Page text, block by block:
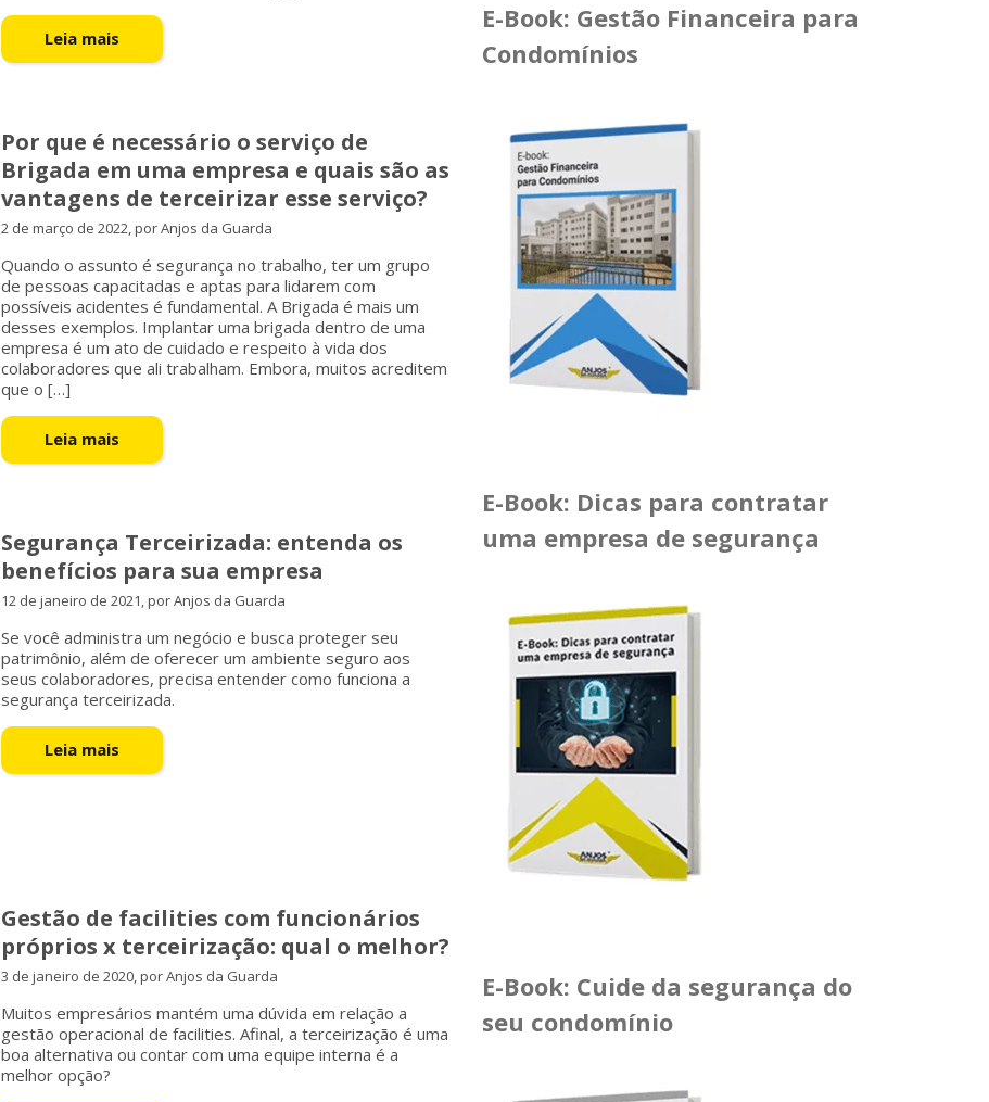
Leia mais
Por que é necessário o serviço de
Brigada em uma empresa e quais são as
vantagens de terceirizar esse serviço?
2 de março de 2022, por Anjos da Guarda
Quando o assunto é segurança no trabalho, ter um grupo
de pessoas capacitadas e aptas para lidarem com
possíveis acidentes é fundamental. A Brigada é mais um
desses exemplos. Implantar uma brigada dentro de uma
empresa é um ato de cuidado e respeito à vida dos
colaboradores que ali trabalham. Embora, muitos acreditem
que o […]
Leia mais
Segurança Terceirizada: entenda os
benefícios para sua empresa
12 de janeiro de 2021, por Anjos da Guarda
Se você administra um negócio e busca proteger seu
patrimônio, além de oferecer um ambiente seguro aos
seus colaboradores, precisa entender como funciona a
segurança terceirizada.
Leia mais
Gestão de facilities com funcionários
próprios x terceirização: qual o melhor?
3 de janeiro de 2020, por Anjos da Guarda
Muitos empresários mantém uma dúvida em relação a
gestão operacional de facilities. Afinal, a terceirização é uma
boa alternativa ou contar com uma equipe interna é a
melhor opção?
E-Book: Gestão Financeira para
Condomínios
E-Book: Dicas para contratar
uma empresa de segurança
E-Book: Cuide da segurança do
seu condomínio